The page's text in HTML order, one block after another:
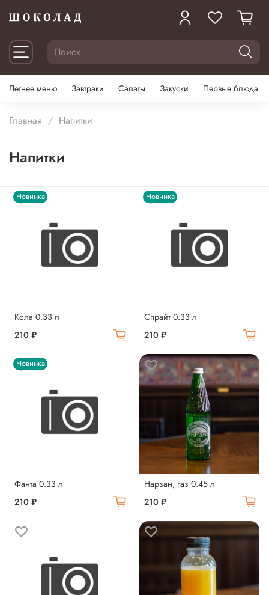
Летнее меню Завтраки Салаты Закуски Первые блюда
Главная Напитки
Напитки
Новинка
Кола 0.33 л
210 ₽
Новинка
Спрайт 0.33 л
210 ₽
Новинка
Фанта 0.33 л
210 ₽
Нарзан, газ 0.45 л
210 ₽